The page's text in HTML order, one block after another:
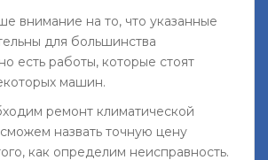
внимание на то, что указанные
для большинства
есть работы, которые стоят
машин.
ремонт климатической
назвать точную цену
как определим неисправность.